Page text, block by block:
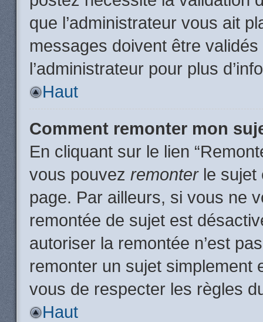
que l’administrateur vous ait
messages doivent être
l’administrateur pour plus
Haut
Comment remonter mon
En cliquant sur le lien
vous pouvez remonterle sujet
page. Par ailleurs, si vous ne
remontée de sujet est
autoriser la remontée n’est
remonter un sujet simplement
vous de respecter les règles
Haut